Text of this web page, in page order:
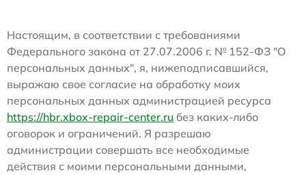
Настоящим, в соответствии с требованиями
Федерального закона от 27.07.2006 г. № 152-ФЗ "О
персональных данных", я, нижеподписавшийся,
выражаю свое согласие на обработку моих
персональных данных администрацией ресурса
https://hbr.xbox-repair-center.ru без каких-либо
оговорок и ограничений. Я разрешаю
администрации совершать все необходимые
действия с моими персональными данными,